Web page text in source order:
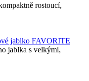
rostoucí,
jablka s velkými,